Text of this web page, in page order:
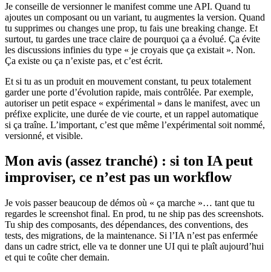
Je conseille de versionner le manifest comme une API. Quand tu
ajoutes un composant ou un variant, tu augmentes la version. Quand
tu supprimes ou changes une prop, tu fais une breaking change. Et
surtout, tu gardes une trace claire de pourquoi ça a évolué. Ça évite
les discussions infinies du type « je croyais que ça existait ». Non.
Ça existe ou ça n’existe pas, et c’est écrit.
Et si tu as un produit en mouvement constant, tu peux totalement
garder une porte d’évolution rapide, mais contrôlée. Par exemple,
autoriser un petit espace « expérimental » dans le manifest, avec un
préfixe explicite, une durée de vie courte, et un rappel automatique
si ça traîne. L’important, c’est que même l’expérimental soit nommé,
versionné, et visible.
Mon avis (assez tranché) : si ton IA peut
improviser, ce n’est pas un workflow
Je vois passer beaucoup de démos où « ça marche »… tant que tu
regardes le screenshot final. En prod, tu ne ship pas des screenshots.
Tu ship des composants, des dépendances, des conventions, des
tests, des migrations, de la maintenance. Si l’IA n’est pas enfermée
dans un cadre strict, elle va te donner une UI qui te plaît aujourd’hui
et qui te coûte cher demain.